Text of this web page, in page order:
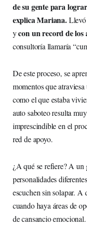
de su gente para
explica Mariana.Llevó
ycon un record de los
consultoría llamaría
De este proceso, se
momentos que
como el que estaba
auto saboteo resulta
imprescindible en el
red de apoyo.
¿A qué se refiere? A un
personalidades
escuchen sin solapar. A
cuando haya áreas de
de cansancio